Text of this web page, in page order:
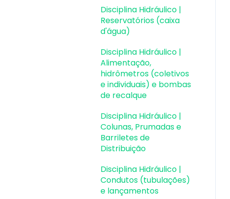
Elementos genéricos e
perfis metálicos
Estruturas de Alvenaria
Estrutural
Estruturas de Protensão
Estruturas Pré-
Moldadas
Estruturas Pré-
Moldadas | Erros e
Avisos
Processamento
Análise da estrutura
Disciplina Hidráulico |
Reservatórios (caixa
d'água)
Disciplina Hidráulico |
Alimentação,
hidrômetros (coletivos
e individuais) e bombas
de recalque
Disciplina Hidráulico |
Colunas, Prumadas e
Barriletes de
Distribuição
Disciplina Hidráulico |
Condutos (tubulações)
e lançamentos